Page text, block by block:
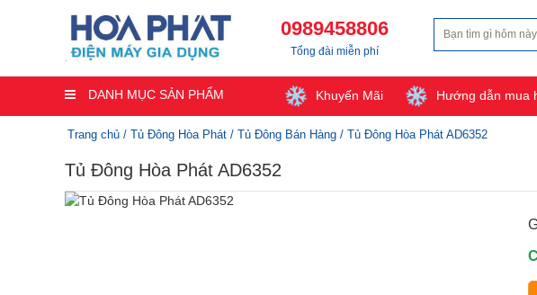
0989458806
Tổng đài miễn phí
DANH MỤC SẢN PHẨM Khuyến Mãi Hướng dẫn mua
Trang chủ / Tủ Đông Hòa Phát / Tủ Đông Bán Hàng / Tủ Đông Hòa Phát AD6352
Tủ Đông Hòa Phát AD6352